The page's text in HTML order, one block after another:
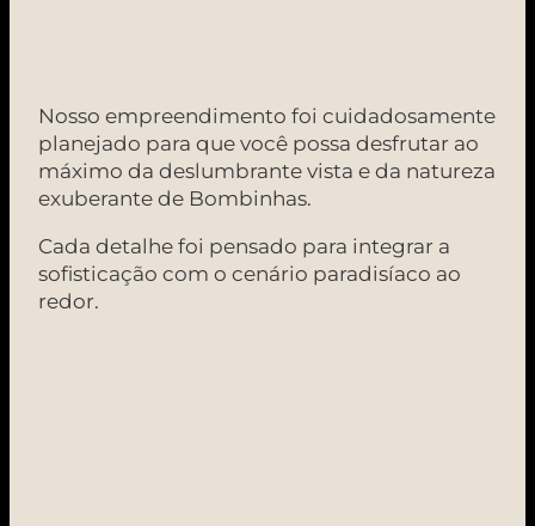
Nosso empreendimento foi cuidadosamente
planejado para que você possa desfrutar ao
máximo da deslumbrante vista e da natureza
exuberante de Bombinhas.
Cada detalhe foi pensado para integrar a
sofisticação com o cenário paradisíaco ao
redor.